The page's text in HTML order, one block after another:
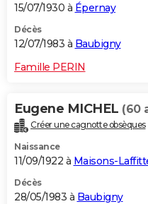
15/07/1930 à Épernay
Décès
12/07/1983 à Baubigny
Famille PERIN
Eugene MICHEL (60
Créer une cagnotte obsèques
Naissance
11/09/1922 à Maisons-
Décès
28/05/1983 à Baubigny